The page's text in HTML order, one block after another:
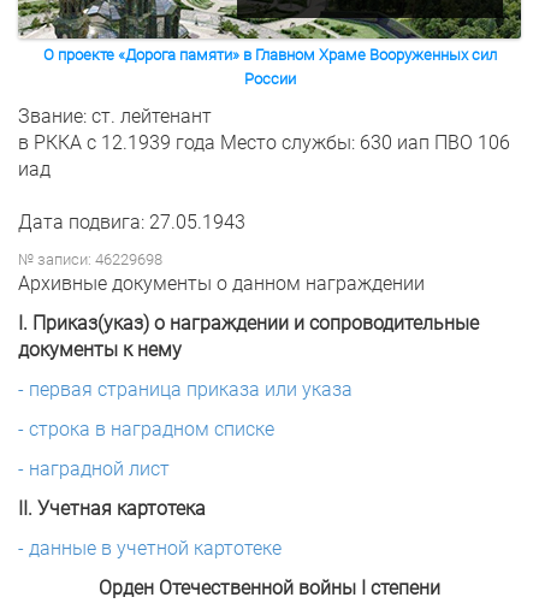
О проекте «Дорога памяти» в Главном Храме Вооруженных сил
России
Звание: ст. лейтенант
в РККА с 12.1939 года Место службы: 630 иап ПВО 106
иад
Дата подвига: 27.05.1943
№ записи: 46229698
Архивные документы о данном награждении
I. Приказ(указ) о награждении и сопроводительные
документы к нему
- первая страница приказа или указа
- строка в наградном списке
- наградной лист
II. Учетная картотека
- данные в учетной картотеке
Орден Отечественной войны I степени